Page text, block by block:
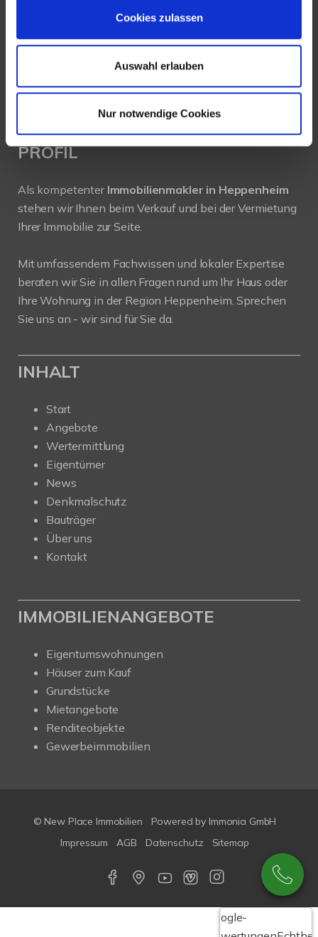
Cookies zulassen
Auswahl erlauben
Nur notwendige Cookies
+49 6252-305 89 41
Fax: +49 6252-305 89 42
Web:
PROFIL
Als kompetenter Immobilienmakler in Heppenheim
stehen wir Ihnen beim Verkauf und bei der Vermietung
Ihrer Immobilie zur Seite.
Mit umfassendem Fachwissen und lokaler Expertise
beraten wir Sie in allen Fragen rund um Ihr Haus oder
Ihre Wohnung in der Region Heppenheim. Sprechen
Sie uns an - wir sind für Sie da.
INHALT
Start
Angebote
Wertermittlung
Eigentümer
News
Denkmalschutz
Bauträger
Über uns
Kontakt
IMMOBILIENANGEBOTE
Eigentumswohnungen
Häuser zum Kauf
Grundstücke
Mietangebote
Renditeobjekte
Gewerbeimmobilien
© New Place Immobilien
Powered by Immonia GmbH
Impressum
AGB Datenschutz Sitemap
Google-